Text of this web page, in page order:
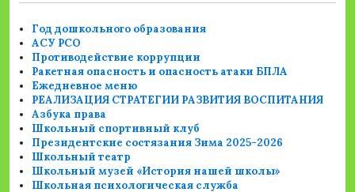
Год дошкольного образования
АСУ РСО
Противодействие коррупции
Ракетная опасность и опасность атаки БПЛА
Ежедневное меню
РЕАЛИЗАЦИЯ СТРАТЕГИИ РАЗВИТИЯ ВОСПИТАНИЯ
Азбука права
Школьный спортивный клуб
Президентские состязания Зима 2025-2026
Школьный театр
Школьный музей «История нашей школы»
Школьная психологическая служба